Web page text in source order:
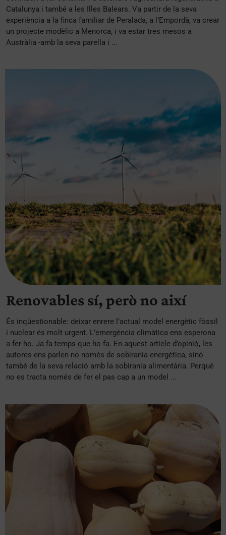
Catalunya i també a les Illes Balears. Va partir de la seva
experiència a la finca familiar de Peralada, a l’Empordà, va crear
un projecte modèlic a Menorca, i va estar tres mesos a
Austràlia -amb la seva parella i ...
Renovables sí, però no així
És inqüestionable: deixar enrere l’actual model energètic fòssil
i nuclear és molt urgent. L’emergència climàtica ens esperona
a fer-ho. Ja fa temps que ho fa. En aquest article d’opinió, les
autores ens parlen no només de sobirania energètica, sinó
també de la seva relació amb la sobirania alimentària. Perquè
no es tracta només de fer el pas cap a un model ...